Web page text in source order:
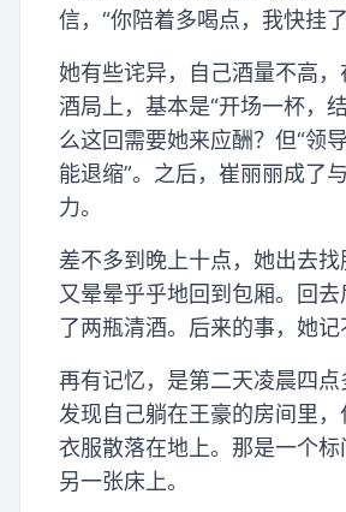
信，“你陪着多喝点，我快挂
她有些诧异，自己酒量不高
酒局上，基本是“开场一杯，
么这回需要她来应酬？但“领
能退缩”。之后，崔丽丽成了
力。
差不多到晚上十点，她出去找
又晕晕乎乎地回到包厢。回
了两瓶清酒。后来的事，她记
再有记忆，是第二天凌晨四点
发现自己躺在王豪的房间里，
衣服散落在地上。那是一个
另一张床上。